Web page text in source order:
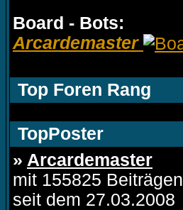
Board - Bots:
Arcardemaster
Top Foren Rang
TopPoster
» Arcardemaster
mit 155825 Beiträgen
seit dem 27.03.2008